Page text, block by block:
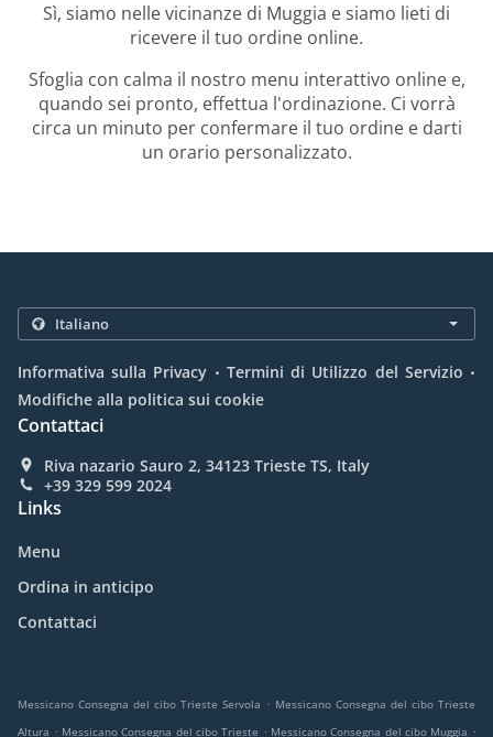
Sì, siamo nelle vicinanze di Muggia e siamo lieti di
ricevere il tuo ordine online.
Sfoglia con calma il nostro menu interattivo online e,
quando sei pronto, effettua l'ordinazione. Ci vorrà
circa un minuto per confermare il tuo ordine e darti
un orario personalizzato.
Informativa sulla Privacy . Termini di Utilizzo del Servizio .
Modifiche alla politica sui cookie
Contattaci
Riva nazario Sauro 2, 34123 Trieste TS, Italy
+39 329 599 2024
Links
Menu
Ordina in anticipo
Contattaci
Messicano Consegna del cibo Trieste Servola . Messicano Consegna del cibo Trieste
Altura . Messicano Consegna del cibo Trieste . Messicano Consegna del cibo Muggia .